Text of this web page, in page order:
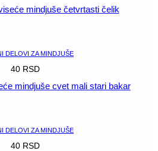
mindjuše četvrtasti čelik
DELOVI ZA MINDJUŠE
40 RSD
mindjuše cvet mali stari bakar
DELOVI ZA MINDJUŠE
40 RSD